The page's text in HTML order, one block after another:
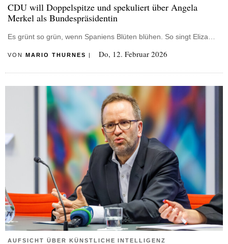
CDU will Doppelspitze und spekuliert über Angela
Merkel als Bundespräsidentin
Es grünt so grün, wenn Spaniens Blüten blühen. So singt Eliza…
VON MARIO THURNES | Do, 12. Februar 2026
AUFSICHT ÜBER KÜNSTLICHE INTELLIGENZ